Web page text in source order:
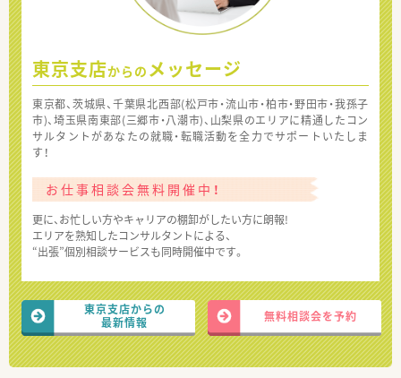
東京支店からの メッセージ
東京都、茨城県、千葉県北西部(松戸市・流山市・柏市・野田市・我孫子
市)、埼玉県南東部(三郷市・八潮市)、山梨県のエリアに精通したコン
サルタントがあなたの就職・転職活動を全力でサポートいたしま
す！
お仕事相談会無料開催中！
更に、お忙しい方やキャリアの棚卸がしたい方に朗報!
エリアを熟知したコンサルタントによる、
“出張”個別相談サービスも同時開催中です。
東京支店からの
最新情報
無料相談会を予約